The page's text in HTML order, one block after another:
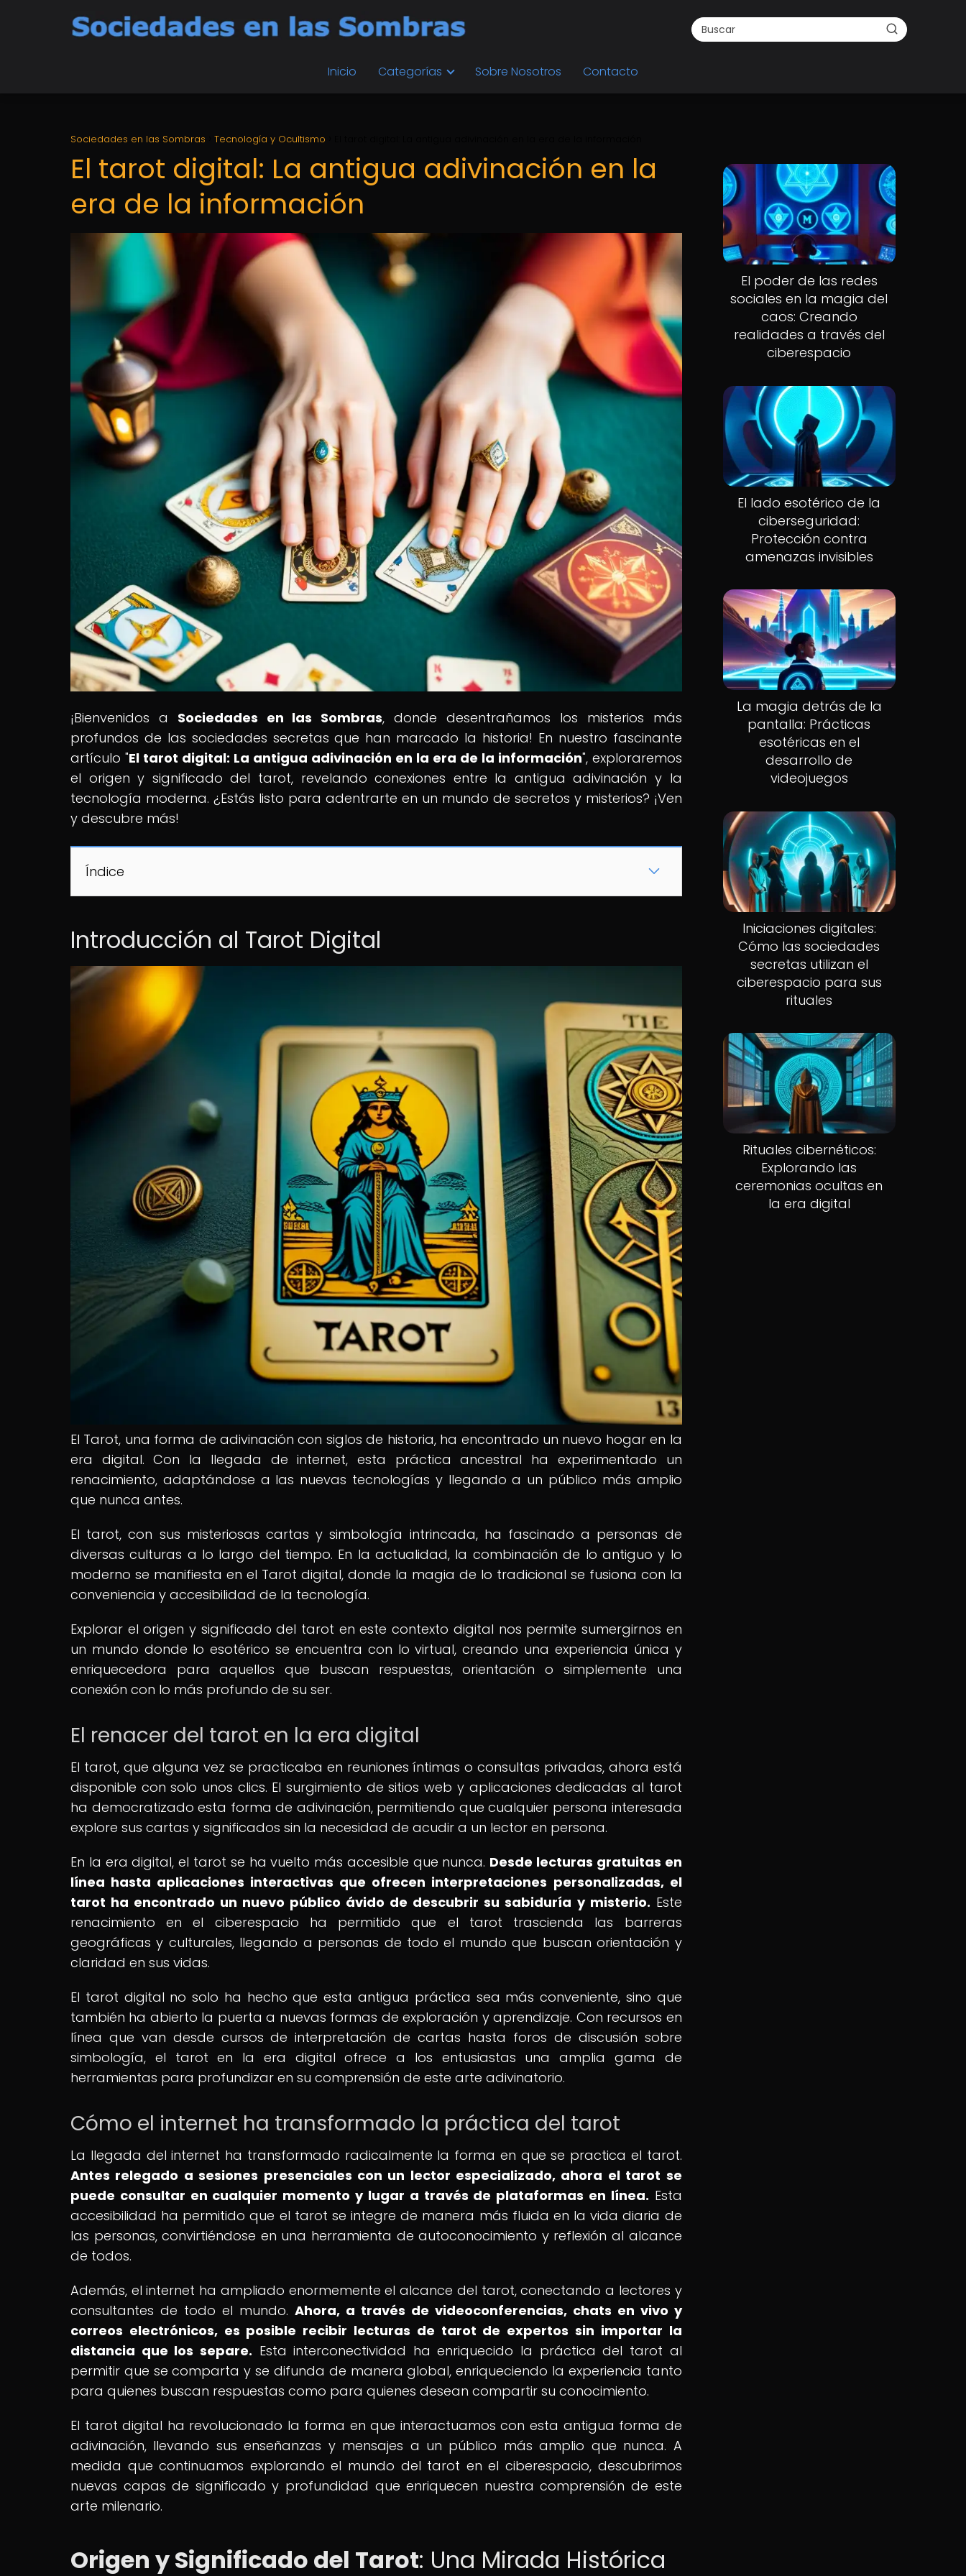
Inicio Categorías Sobre Nosotros Contacto
Sociedades en las Sombras Tecnología y Ocultismo
El tarot digital: La antigua adivinación en la
era de la información
¡Bienvenidos a Sociedades en las Sombras, donde desentrañamos los misterios más
profundos de las sociedades secretas que han marcado la historia! En nuestro fascinante
artículo "El tarot digital: La antigua adivinación en la era de la información", exploraremos
el origen y significado del tarot, revelando conexiones entre la antigua adivinación y la
tecnología moderna. ¿Estás listo para adentrarte en un mundo de secretos y misterios? ¡Ven
y descubre más!
Índice
Introducción al Tarot Digital
El Tarot, una forma de adivinación con siglos de historia, ha encontrado un nuevo hogar en la
era digital. Con la llegada de internet, esta práctica ancestral ha experimentado un
renacimiento, adaptándose a las nuevas tecnologías y llegando a un público más amplio
que nunca antes.
El tarot, con sus misteriosas cartas y simbología intrincada, ha fascinado a personas de
diversas culturas a lo largo del tiempo. En la actualidad, la combinación de lo antiguo y lo
moderno se manifiesta en el Tarot digital, donde la magia de lo tradicional se fusiona con la
conveniencia y accesibilidad de la tecnología.
Explorar el origen y significado del tarot en este contexto digital nos permite sumergirnos en
un mundo donde lo esotérico se encuentra con lo virtual, creando una experiencia única y
enriquecedora para aquellos que buscan respuestas, orientación o simplemente una
conexión con lo más profundo de su ser.
El renacer del tarot en la era digital
El tarot, que alguna vez se practicaba en reuniones íntimas o consultas privadas, ahora está
disponible con solo unos clics. El surgimiento de sitios web y aplicaciones dedicadas al tarot
ha democratizado esta forma de adivinación, permitiendo que cualquier persona interesada
explore sus cartas y significados sin la necesidad de acudir a un lector en persona.
En la era digital, el tarot se ha vuelto más accesible que nunca. Desde lecturas gratuitas en
línea hasta aplicaciones interactivas que ofrecen interpretaciones personalizadas, el
tarot ha encontrado un nuevo público ávido de descubrir su sabiduría y misterio. Este
renacimiento en el ciberespacio ha permitido que el tarot trascienda las barreras
geográficas y culturales, llegando a personas de todo el mundo que buscan orientación y
claridad en sus vidas.
El tarot digital no solo ha hecho que esta antigua práctica sea más conveniente, sino que
también ha abierto la puerta a nuevas formas de exploración y aprendizaje. Con recursos en
línea que van desde cursos de interpretación de cartas hasta foros de discusión sobre
simbología, el tarot en la era digital ofrece a los entusiastas una amplia gama de
herramientas para profundizar en su comprensión de este arte adivinatorio.
Cómo el internet ha transformado la práctica del tarot
La llegada del internet ha transformado radicalmente la forma en que se practica el tarot.
Antes relegado a sesiones presenciales con un lector especializado, ahora el tarot se
puede consultar en cualquier momento y lugar a través de plataformas en línea. Esta
accesibilidad ha permitido que el tarot se integre de manera más fluida en la vida diaria de
las personas, convirtiéndose en una herramienta de autoconocimiento y reflexión al alcance
de todos.
Además, el internet ha ampliado enormemente el alcance del tarot, conectando a lectores y
consultantes de todo el mundo. Ahora, a través de videoconferencias, chats en vivo y
correos electrónicos, es posible recibir lecturas de tarot de expertos sin importar la
distancia que los separe. Esta interconectividad ha enriquecido la práctica del tarot al
permitir que se comparta y se difunda de manera global, enriqueciendo la experiencia tanto
para quienes buscan respuestas como para quienes desean compartir su conocimiento.
El tarot digital ha revolucionado la forma en que interactuamos con esta antigua forma de
adivinación, llevando sus enseñanzas y mensajes a un público más amplio que nunca. A
medida que continuamos explorando el mundo del tarot en el ciberespacio, descubrimos
nuevas capas de significado y profundidad que enriquecen nuestra comprensión de este
arte milenario.
Origen y Significado del Tarot: Una Mirada Histórica
El poder de las redes
sociales en la magia del
caos: Creando
realidades a través del
ciberespacio
El lado esotérico de la
ciberseguridad:
Protección contra
amenazas invisibles
La magia detrás de la
pantalla: Prácticas
esotéricas en el
desarrollo de
videojuegos
Iniciaciones digitales:
Cómo las sociedades
secretas utilizan el
ciberespacio para sus
rituales
Rituales cibernéticos:
Explorando las
ceremonias ocultas en
la era digital